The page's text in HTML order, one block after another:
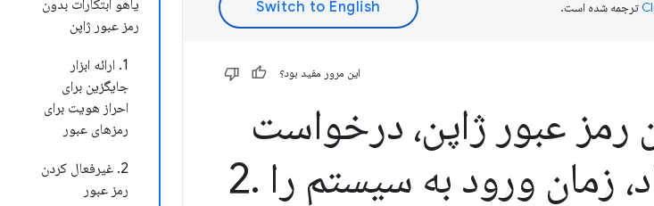
یاهو ابتکارات بدون
رمز عبور ژاپن
1. ارائه ابزار
جایگزین برای
احراز هویت برای
رمزهای عبور
2. غیرفعال کردن
رمز عبور
ترجمه شده است.
این مرور مفید بود؟
رمز عبور ژاپن، درخواست
.